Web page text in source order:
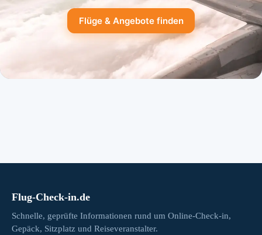
Flüge & Angebote finden
Flug-Check-in.de
Schnelle, geprüfte Informationen rund um Online-Check-in,
Gepäck, Sitzplatz und Reiseveranstalter.